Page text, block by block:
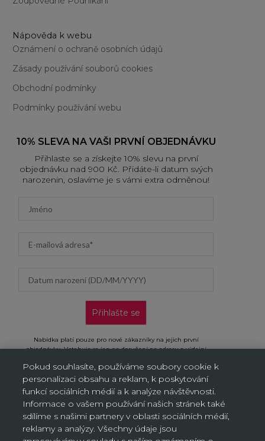
Nápověda k webu
Oznámení o ochraně osobních údajů
Zásady používání souborů cookies
Obchodní podmínky
Podmínky používání webu
10% SLEVA NA VAŠI PRVNÍ OBJEDNÁVKU
Přihlaste se a získejte 10% slevu na první
objednávku nad 900 Kč. Přidáte-li datum svých
narozenin, oslavíme je s vámi extra odměnou!
Přihlašte se
Nabídka platí pouze pro nové zákazníky na jejich první
objednávku. Vztahuje se jen na doručení na adresu a výdejní
„Přihlásit se“ potvrzujete, že jste si přečetli Oznámení o ochraně
osobních údajů a souhlasíte s ním.
Nastavení souborů cookie
Pokud souhlasíte, používáme soubory cookie k
personalizaci obsahu a reklam, k poskytování
funkcí sociálních médií a k analýze návštěvnosti.
Informace o vašem používání našich stránek také
sdílíme s našimi partnery v oblasti sociálních médií,
reklamy a analýzy. Všechny údaje jsou